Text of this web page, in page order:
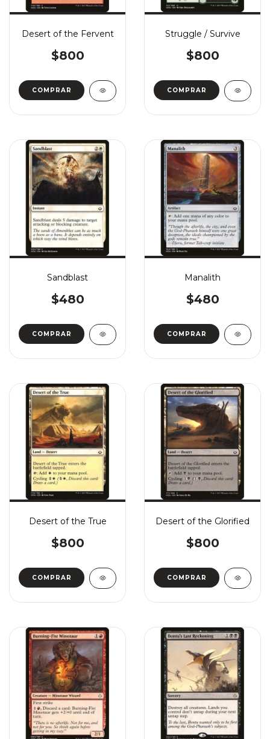
Desert of the Fervent
$800
COMPRAR
Struggle / Survive
$800
COMPRAR
Sandblast
$480
COMPRAR
Manalith
$480
COMPRAR
Desert of the True
$800
COMPRAR
Desert of the Glorified
$800
COMPRAR